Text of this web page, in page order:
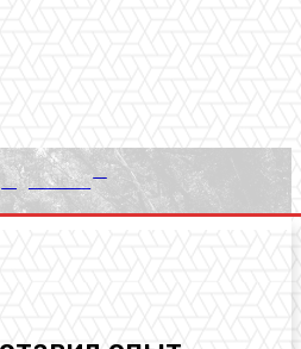
Light News